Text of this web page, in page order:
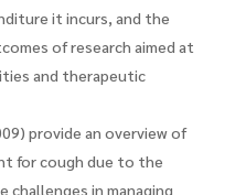
it incurs, and the
of research aimed at
and therapeutic
provide an overview of
for cough due to the
challenges in managing